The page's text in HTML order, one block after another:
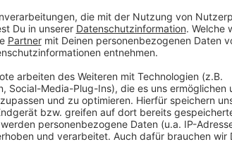
warum er Blumen und Glühwürmchen liebt
der Welt sind, hat er uns verraten!
Wir benötigen
den YouTube